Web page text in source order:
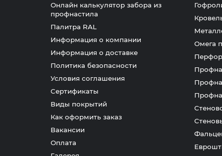
Онлайн калькулятор забора из
профнастила
Палитра RAL
Информация о компании
Информация о доставке
Политика безопасности
Условия соглашения
Сертификаты
Виды покрытий
Как оформить заказ
Вакансии
Оплата
Омега